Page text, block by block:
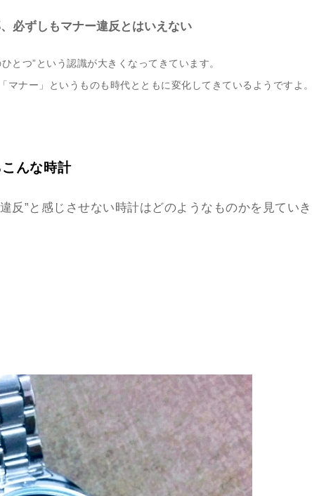
必ずしもマナー違反とはいえない
とつ”という認識が大きくなってきています。
ナー」というものも時代とともに変化してきているようですよ。
んな時計
反”と感じさせない時計はどのようなものかを見ていき